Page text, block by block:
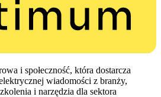
i społeczność, która dostarcza
wiadomości z branży,
i narzędzia dla sektora